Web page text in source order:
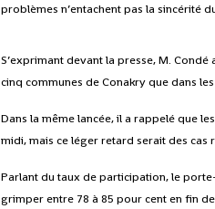
problèmes n’entachent pas la sincérité
S’exprimant devant la presse, M.
cinq communes de Conakry que dans
Dans la même lancée, il a rappelé que
midi, mais ce léger retard serait des cas
Parlant du taux de participation, le
grimper entre 78 à 85 pour cent en fin